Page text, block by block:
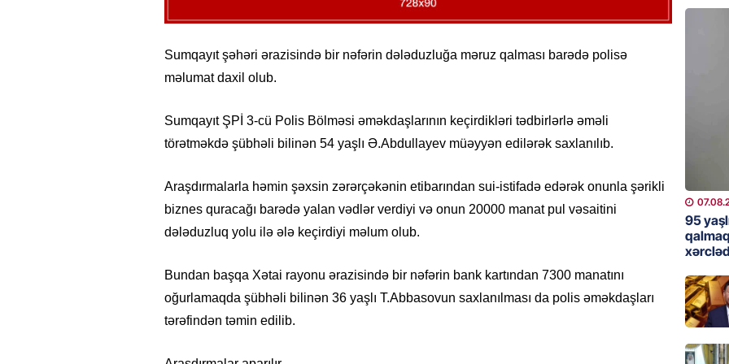
Sumqayıt şəhəri ərazisində bir nəfərin dələduzluğa məruz qalması barədə polisə
məlumat daxil olub.
Sumqayıt ŞPİ 3-cü Polis Bölməsi əməkdaşlarının keçirdikləri tədbirlərlə əməli
törətməkdə şübhəli bilinən 54 yaşlı Ə.Abdullayev müəyyən edilərək saxlanılıb.
Araşdırmalarla həmin şəxsin zərərçəkənin etibarından sui-istifadə edərək onunla şərikli
biznes quracağı barədə yalan vədlər verdiyi və onun 20000 manat pul vəsaitini
dələduzluq yolu ilə ələ keçirdiyi məlum olub.
Bundan başqa Xətai rayonu ərazisində bir nəfərin bank kartından 7300 manatını
oğurlamaqda şübhəli bilinən 36 yaşlı T.Abbasovun saxlanılması da polis əməkdaşları
tərəfindən təmin edilib.
Çin
MANŞET
“Birgə
95